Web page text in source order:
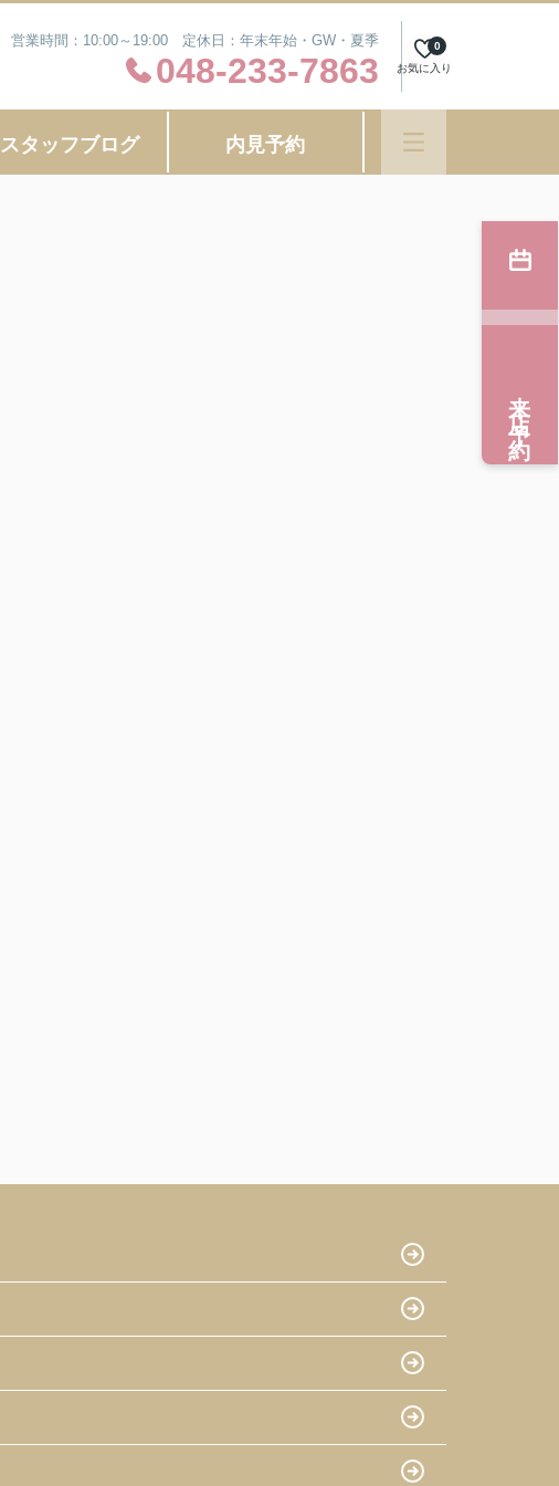
営業時間：10:00～19:00 定休日：年末年始・GW・夏季
048-233-7863 お気に入り
0
スタッフブログ 内見予約
来店予約